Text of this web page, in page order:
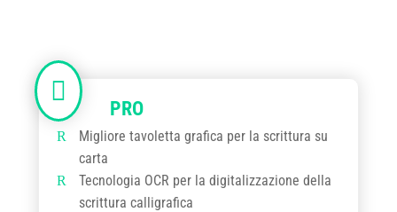
Migliore tavoletta grafica per la scrittura su
carta
Tecnologia OCR per la digitalizzazione della
scrittura calligrafica